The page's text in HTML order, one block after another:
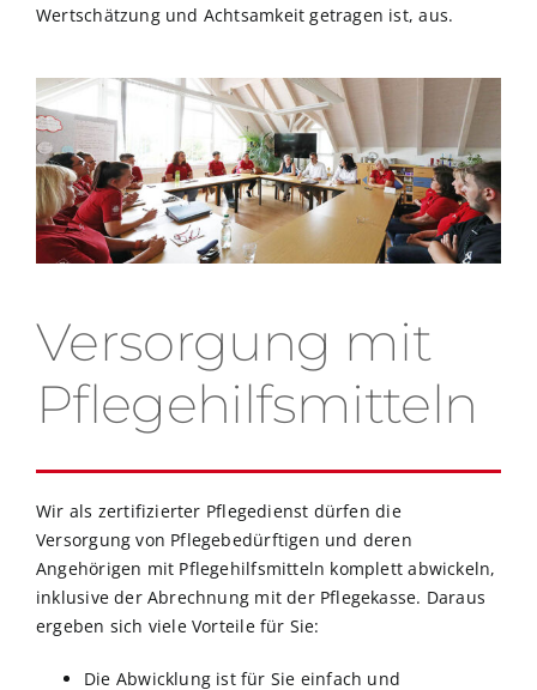
Wertschätzung und Achtsamkeit getragen ist, aus.
Versorgung mit
Pflegehilfsmitteln
Wir als zertifizierter Pflegedienst dürfen die
Versorgung von Pflegebedürftigen und deren
Angehörigen mit Pflegehilfsmitteln komplett abwickeln,
inklusive der Abrechnung mit der Pflegekasse. Daraus
ergeben sich viele Vorteile für Sie:
Die Abwicklung ist für Sie einfach und